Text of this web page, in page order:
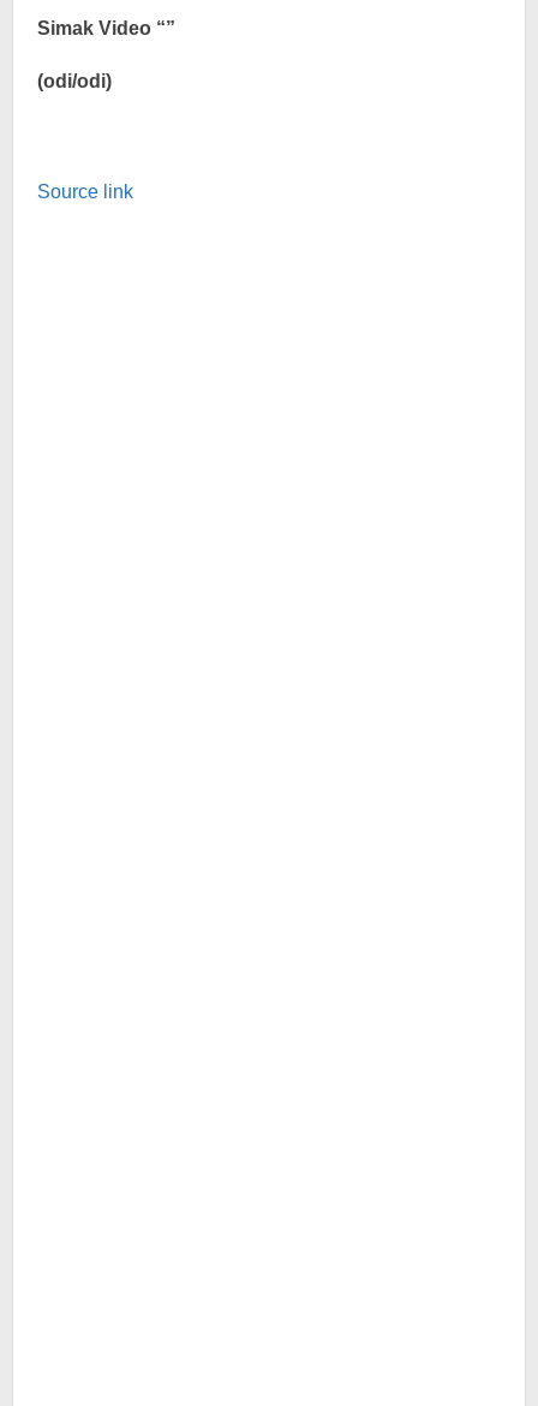
Simak Video “”
(odi/odi)
Source link